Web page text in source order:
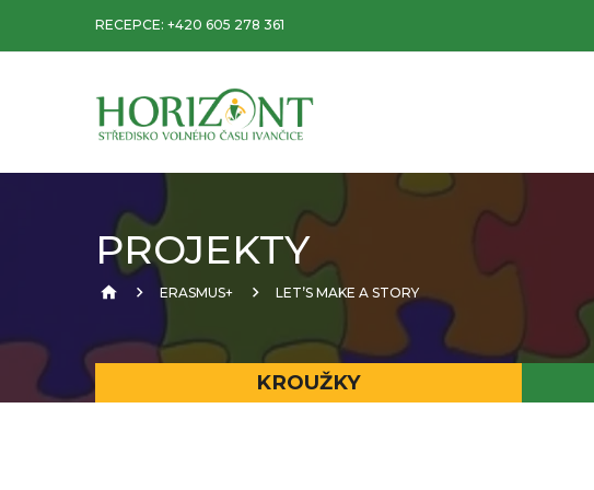
RECEPCE: +420 605 278 361
PROJEKTY
ERASMUS+ LETʼS MAKE A STORY
KROUŽKY